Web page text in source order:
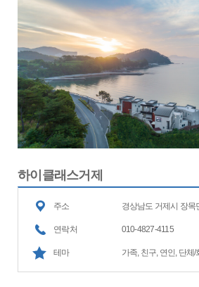
하이클래스거제
주소 경상남도 거제시 장목
연락처 010-4827-4115
테마 가족, 친구, 연인, 단체/